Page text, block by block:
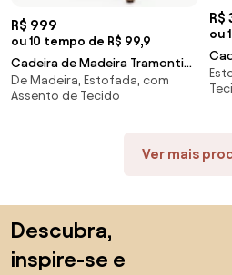
R$ 999
ou 10 tempo de R$ 99,9
Cadeira de Madeira Tramontina
London em Tauarí Amêndoa
com Estofado Preto
De Madeira, Estofada, com
Assento de Tecido
R$
ou
Ver mais
Descubra,
inspire-se e